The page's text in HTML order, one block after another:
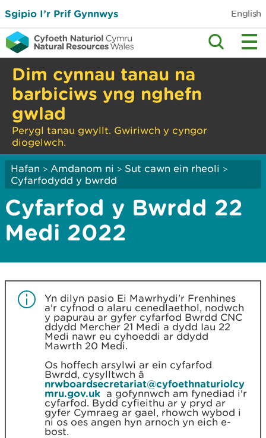
Sgipio I’r Prif Gynnwys English
Dim cynnau tanau na
barbiciws yng nghefn
gwlad
Perygl tanau gwyllt. Gwiriwch y cyngor
diogelwch.
Hafan > Amdanom ni > Sut cawn ein rheoli >
Cyfarfodydd y bwrdd
Cyfarfod y Bwrdd 22
Medi 2022
Yn dilyn pasio Ei Mawrhydi'r Frenhines
a'r cyfnod o alaru cenedlaethol, nodwch
y papurau ar gyfer cyfarfod Bwrdd CNC
ddydd Mercher 21 Medi a dydd Iau 22
Medi nawr eu cyhoeddi ar ddydd
Mawrth 20 Medi.
Os hoffech arsylwi ar ein cyfarfod
Bwrdd, cysylltwch â
nrwboardsecretariat@cyfoethnaturiolcy
mru.gov.uk a gofynnwch am fynediad i'r
cyfarfod. Bydd cyfieithu ar y pryd ar
gyfer Cymraeg ar gael, rhowch wybod i
ni os oes angen hyn arnoch yn eich e-
bost.